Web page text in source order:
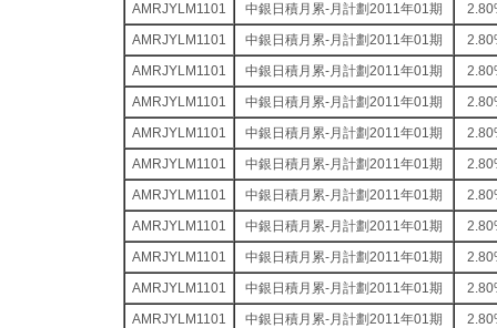
AMRJYLM1101
中銀日積月累-月計劃2011年01期
AMRJYLM1101
中銀日積月累-月計劃2011年01期
AMRJYLM1101
中銀日積月累-月計劃2011年01期
AMRJYLM1101
中銀日積月累-月計劃2011年01期
AMRJYLM1101
中銀日積月累-月計劃2011年01期
AMRJYLM1101
中銀日積月累-月計劃2011年01期
AMRJYLM1101
中銀日積月累-月計劃2011年01期
AMRJYLM1101
中銀日積月累-月計劃2011年01期
AMRJYLM1101
中銀日積月累-月計劃2011年01期
AMRJYLM1101
中銀日積月累-月計劃2011年01期
AMRJYLM1101
中銀日積月累-月計劃2011年01期